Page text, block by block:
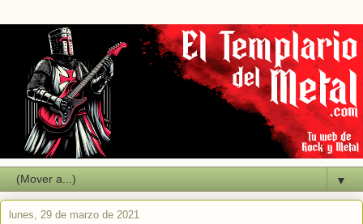
▼
lunes, 29 de marzo de 2021